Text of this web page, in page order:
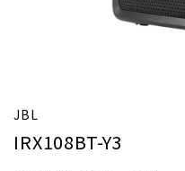
JBL
IRX108BT-Y3